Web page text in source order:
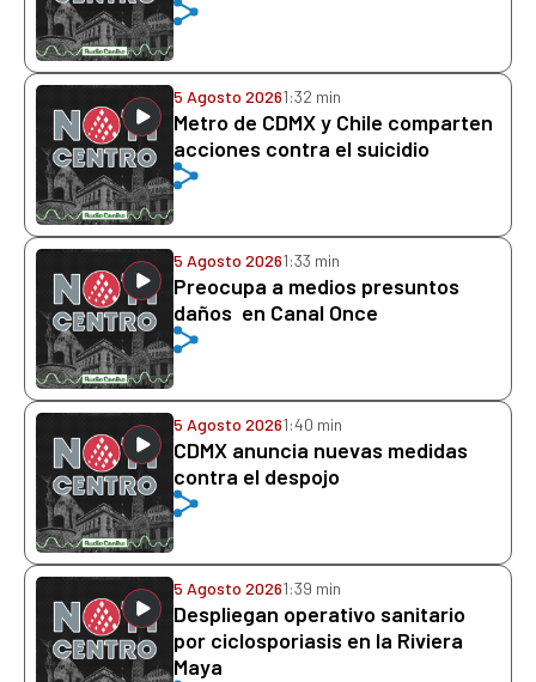
5 Agosto 20261:32 min
Metro de CDMX y Chile comparten
acciones contra el suicidio
5 Agosto 20261:33 min
Preocupa a medios presuntos
daños en Canal Once
5 Agosto 20261:40 min
CDMX anuncia nuevas medidas
contra el despojo
5 Agosto 20261:39 min
Despliegan operativo sanitario
por ciclosporiasis en la Riviera
Maya